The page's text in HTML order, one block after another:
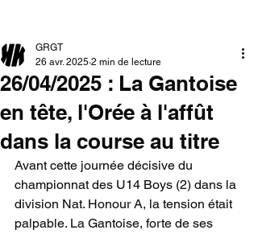
26/04/2025 : La Gantoise
en tête, l'Orée à l'affût
dans la course au titre
GRGT
26 avr. 2025 2 min de lecture
Avant cette journée décisive du
championnat des U14 Boys (2) dans la
division Nat. Honour A, la tension était
palpable. La Gantoise, forte de ses